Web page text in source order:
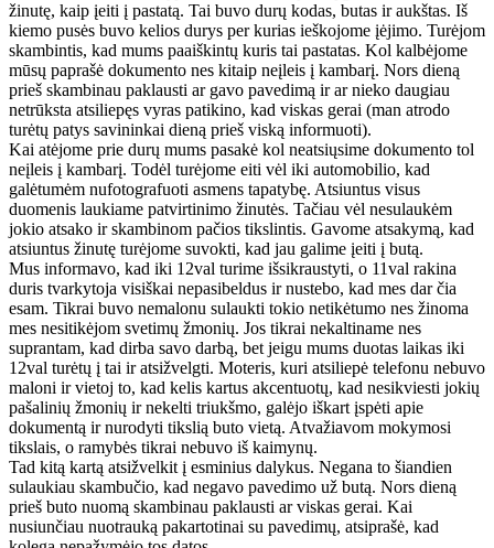
žinutę, kaip įeiti į pastatą. Tai buvo durų kodas, butas ir aukštas. Iš
kiemo pusės buvo kelios durys per kurias ieškojome įėjimo. Turėjom
skambintis, kad mums paaiškintų kuris tai pastatas. Kol kalbėjome
mūsų paprašė dokumento nes kitaip neįleis į kambarį. Nors dieną
prieš skambinau paklausti ar gavo pavedimą ir ar nieko daugiau
netrūksta atsiliepęs vyras patikino, kad viskas gerai (man atrodo
turėtų patys savininkai dieną prieš viską informuoti).
Kai atėjome prie durų mums pasakė kol neatsiųsime dokumento tol
neįleis į kambarį. Todėl turėjome eiti vėl iki automobilio, kad
galėtumėm nufotografuoti asmens tapatybę. Atsiuntus visus
duomenis laukiame patvirtinimo žinutės. Tačiau vėl nesulaukėm
jokio atsako ir skambinom pačios tikslintis. Gavome atsakymą, kad
atsiuntus žinutę turėjome suvokti, kad jau galime įeiti į butą.
Mus informavo, kad iki 12val turime išsikraustyti, o 11val rakina
duris tvarkytoja visiškai nepasibeldus ir nustebo, kad mes dar čia
esam. Tikrai buvo nemalonu sulaukti tokio netikėtumo nes žinoma
mes nesitikėjom svetimų žmonių. Jos tikrai nekaltiname nes
suprantam, kad dirba savo darbą, bet jeigu mums duotas laikas iki
12val turėtų į tai ir atsižvelgti. Moteris, kuri atsiliepė telefonu nebuvo
maloni ir vietoj to, kad kelis kartus akcentuotų, kad nesikviesti jokių
pašalinių žmonių ir nekelti triukšmo, galėjo iškart įspėti apie
dokumentą ir nurodyti tikslią buto vietą. Atvažiavom mokymosi
tikslais, o ramybės tikrai nebuvo iš kaimynų.
Tad kitą kartą atsižvelkit į esminius dalykus. Negana to šiandien
sulaukiau skambučio, kad negavo pavedimo už butą. Nors dieną
prieš buto nuomą skambinau paklausti ar viskas gerai. Kai
nusiunčiau nuotrauką pakartotinai su pavedimų, atsiprašė, kad